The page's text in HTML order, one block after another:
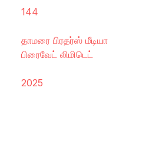
144
தாமரை பிரதர்ஸ் மீடியா
பிரைவேட் லிமிடெட்
2025